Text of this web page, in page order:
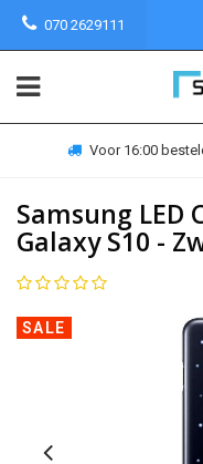
070 2629111
Voor 16:00
Samsung LED
Galaxy S10 -
SALE